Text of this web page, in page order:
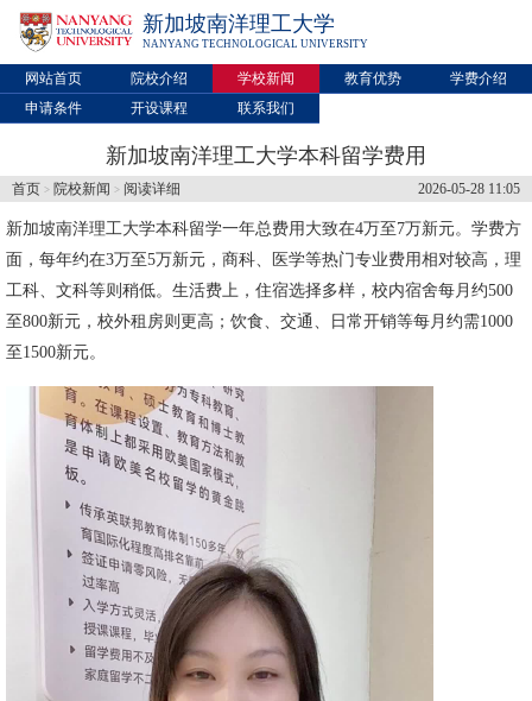
新加坡南洋理工大学
NANYANG TECHNOLOGICAL UNIVERSITY
网站首页 院校介绍 学校新闻 教育优势
学费介绍
申请条件
开设课程 联系我们
新加坡南洋理工大学本科留学费用
2026-05-28 11:05
首页 > 院校新闻 > 阅读详细
新加坡南洋理工大学本科留学一年总费用大致在4万至7万新元。学费方
面，每年约在3万至5万新元，商科、医学等热门专业费用相对较高，理
工科、文科等则稍低。生活费上，住宿选择多样，校内宿舍每月约500
至800新元，校外租房则更高；饮食、交通、日常开销等每月约需1000
至1500新元。